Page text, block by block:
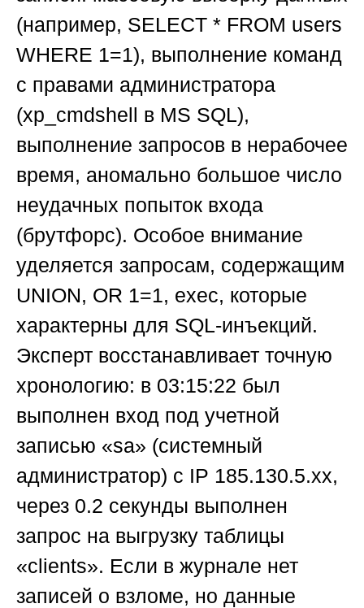
(например, SELECT * FROM users
WHERE 1=1), выполнение команд
с правами администратора
(xp_cmdshell в MS SQL),
выполнение запросов в нерабочее
время, аномально большое число
неудачных попыток входа
(брутфорс). Особое внимание
уделяется запросам, содержащим
UNION, OR 1=1, exec, которые
характерны для SQL-инъекций.
Эксперт восстанавливает точную
хронологию: в 03:15:22 был
выполнен вход под учетной
записью «sa» (системный
администратор) с IP 185.130.5.xx,
через 0.2 секунды выполнен
запрос на выгрузку таблицы
«clients». Если в журнале нет
записей о взломе, но данные